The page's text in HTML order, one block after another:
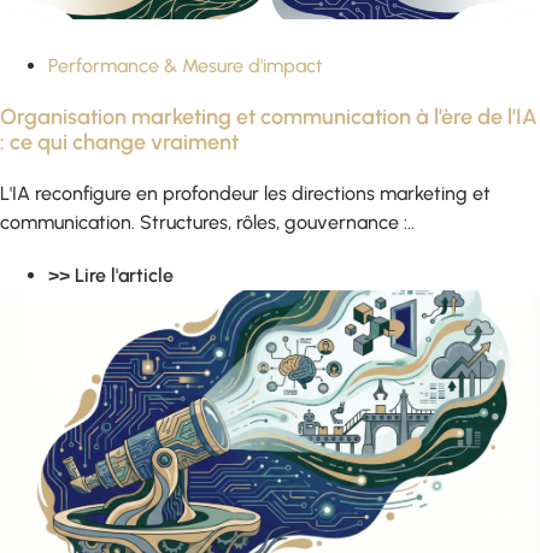
Performance & Mesure d'impact
Organisation marketing et communication à l’ère de l’IA
: ce qui change vraiment
L'IA reconfigure en profondeur les directions marketing et
communication. Structures, rôles, gouvernance :..
>> Lire l'article